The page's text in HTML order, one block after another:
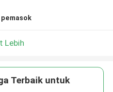
Lebih
Terbaik untuk